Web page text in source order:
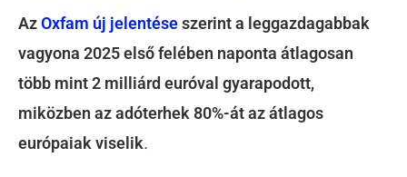
AzOxfam új jelentéseszerint a leggazdagabbak
vagyona 2025 első felében naponta átlagosan
több mint 2 milliárd euróval gyarapodott,
miközben az adóterhek 80%-át az átlagos
európaiak viselik.